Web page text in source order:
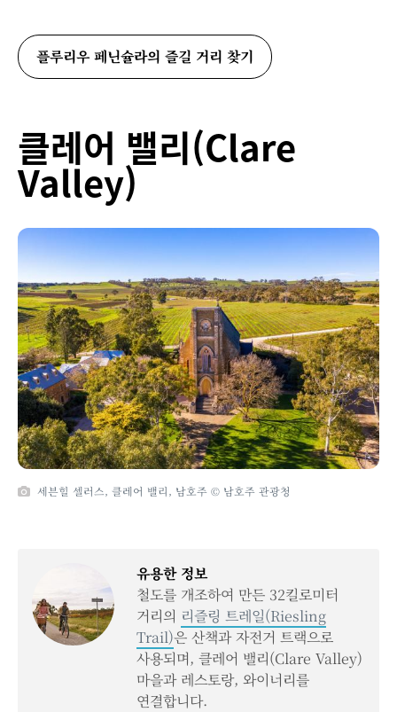
플루리우 페닌슐라의 즐길 거리 찾기
클레어 밸리(Clare
Valley)
세븐힐 셀러스, 클레어 밸리, 남호주 © 남호주 관광청
유용한 정보
철도를 개조하여 만든 32킬로미터
거리의 리즐링 트레일(Riesling
Trail)은 산책과 자전거 트랙으로
사용되며, 클레어 밸리(Clare Valley)
마을과 레스토랑, 와이너리를
연결합니다.